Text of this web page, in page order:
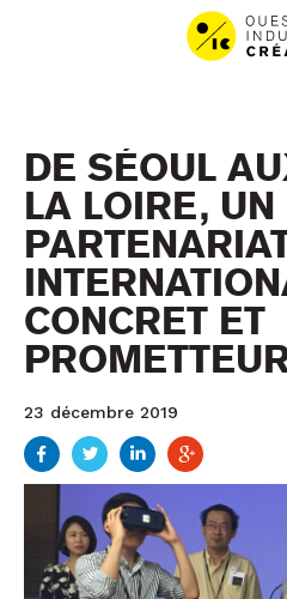
Aller au
Aller au
DE SÉOUL
LA LOIRE, UN
CONCRET ET
23 décembre 2019